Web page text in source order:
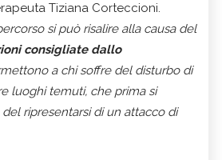
Tiziana Corteccioni.
si può risalire alla causa del
consigliate dallo
a chi soffre del disturbo di
luoghi temuti, che prima si
ripresentarsi di un attacco di